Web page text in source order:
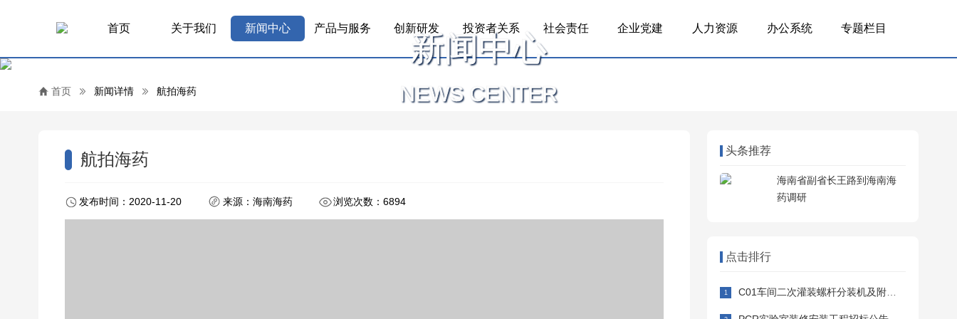
首页 关于我们 新闻中心 产品与服务 创新研发 投资者关系 社会责任 企业党建 人力资源 办公系统 专题栏目
新闻中心
NEWS CENTER
首页 新闻详情 航拍海药
航拍海药
发布时间：2020-11-20 来源：海南海药 浏览次数：6894
头条推荐
海南省副省长王路到海南海
药调研
点击排行
C01车间二次灌装螺杆分装机及附属设备采购安装招标公告